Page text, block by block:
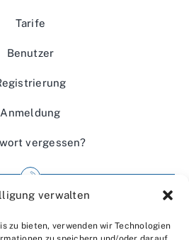
verwalten
zu bieten, verwenden wir Technologien
Tarife
Benutzer
Anmeldung
vergessen?
über uns